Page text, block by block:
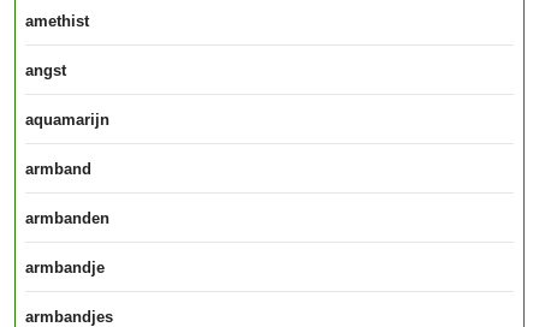
amethist
angst
aquamarijn
armband
armbanden
armbandje
armbandjes